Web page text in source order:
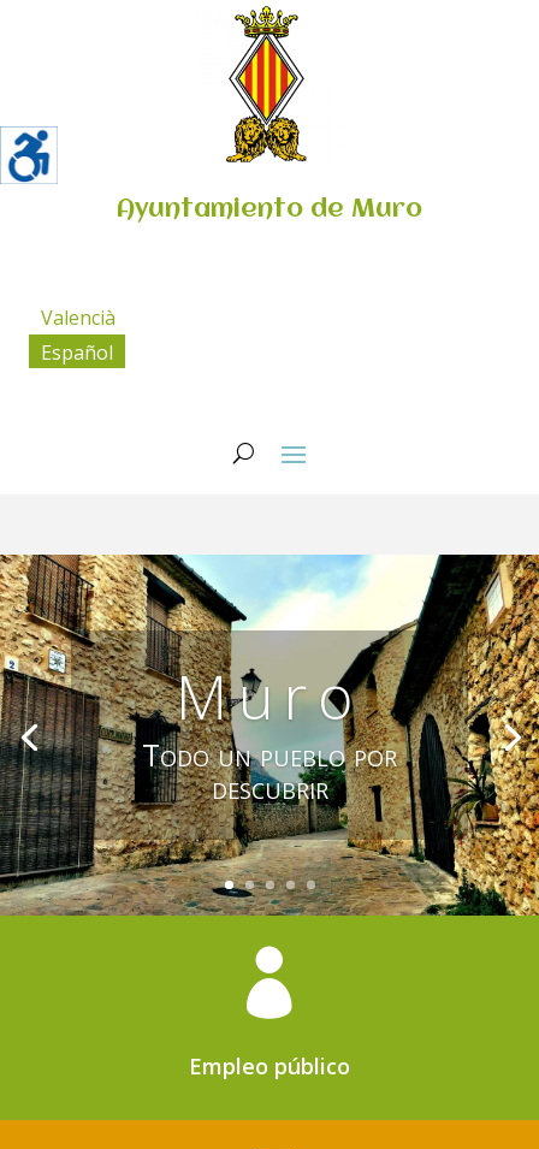
Ayuntamiento de Muro
Valencià
Español
Muro
Todo un pueblo por
descubrir

Empleo público